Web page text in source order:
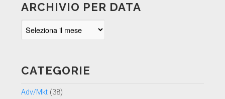
ARCHIVIO PER DATA
CATEGORIE
Adv/Mkt(38)